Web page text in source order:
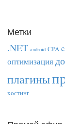
Метки
.NET android CPA
оптимизация
плагины
хостинг